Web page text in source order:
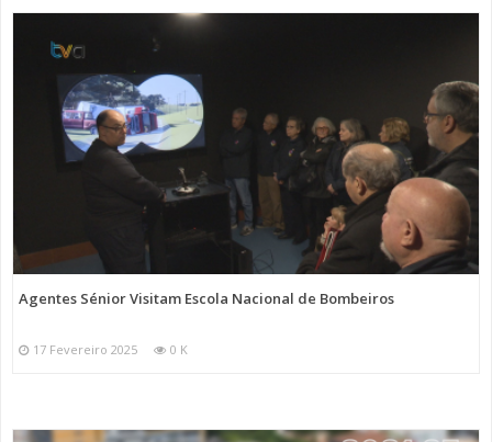
Agentes Sénior Visitam Escola Nacional de Bombeiros
17 Fevereiro 2025 0 K